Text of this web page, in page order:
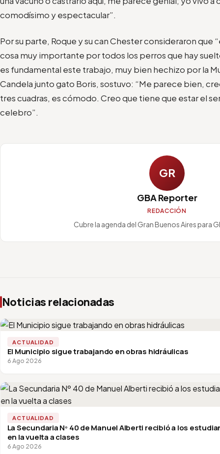
comodísimo y espectacular”.
Por su parte, Roque ysu canChesterconsideraron que “
cosa muy importante por todos los perros que hay
es fundamental este trabajo, muy bien hechizo por la
Candela junto gato Boris, sostuvo: “Me parece bien,
tres cuadras, es cómodo. Creo que tiene que estar el
celebro”.
GR
GBA Reporter
REDACCIÓN
Cubre la agenda del Gran Buenos Aires para
Noticias relacionadas
ACTUALIDAD
El Municipio sigue trabajando en obras hidráulicas
6 Ago 2026
ACTUALIDAD
La Secundaria Nº 40 de Manuel Alberti recibió a los
en la vuelta a clases
6 Ago 2026